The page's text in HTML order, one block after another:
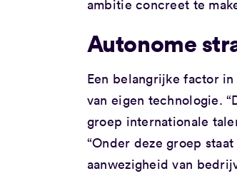
ambitie concreet te
Autonome
Een belangrijke factor
van eigen technologie.
groep internationale
“Onder deze groep
aanwezigheid van